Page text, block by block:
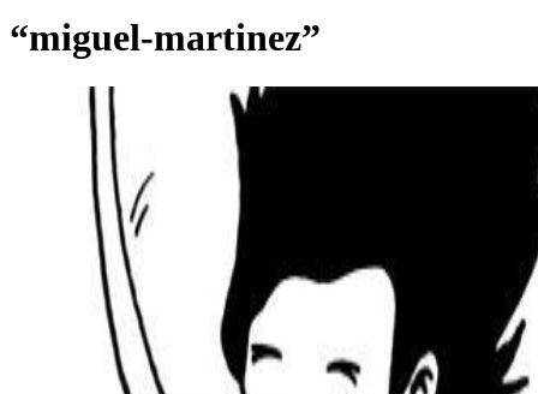
“miguel-martinez”